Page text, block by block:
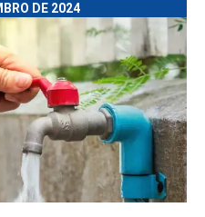
DE 2024